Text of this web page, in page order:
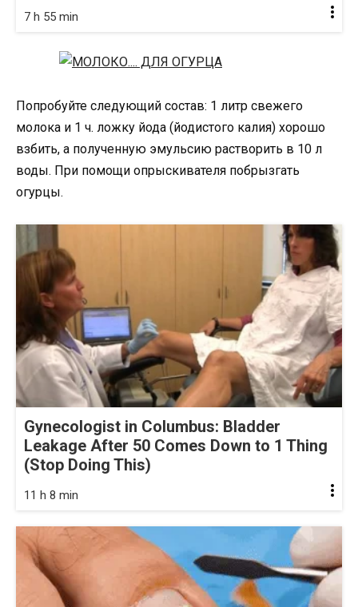
7 h 55 min
Попробуйте следующий состав: 1 литр свежего
молока и 1 ч. ложку йода (йодистого калия) хорошо
взбить, а полученную эмульсию растворить в 10 л
воды. При помощи опрыскивателя побрызгать
огурцы.
Gynecologist in Columbus: Bladder
Leakage After 50 Comes Down to 1 Thing
(Stop Doing This)
11 h 8 min